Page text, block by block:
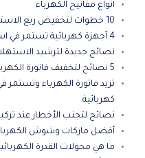
انواع مفاتيح الكهرباء
10 خطوات لتخفيض ربع الاستهلاك الشهري لفاتورة الكهرباء
4 أجهزة كهربائية تستمر في استهلاك الكهرباء بعد غلقها
نصائح جديدة لترشيد
5 نصائح لتخفيف فاتورة الكهرباء الشهرية
كهربائية
نصائح لتجنب الأخطار عند
أفضل ماركات وشوش الكهرباء
ما هي محولات القدرة